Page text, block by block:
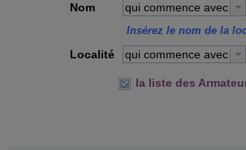
Nom qui commence avec
Insérez le nom de la
Localité qui commence avec
la liste des